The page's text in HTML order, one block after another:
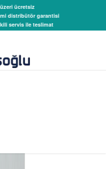
ücretsiz
distribütör garantisi
servis ile teslimat